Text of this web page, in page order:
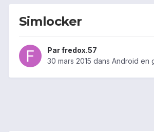
Simlocker
Parfredox.57
30 mars 2015 dans Android en